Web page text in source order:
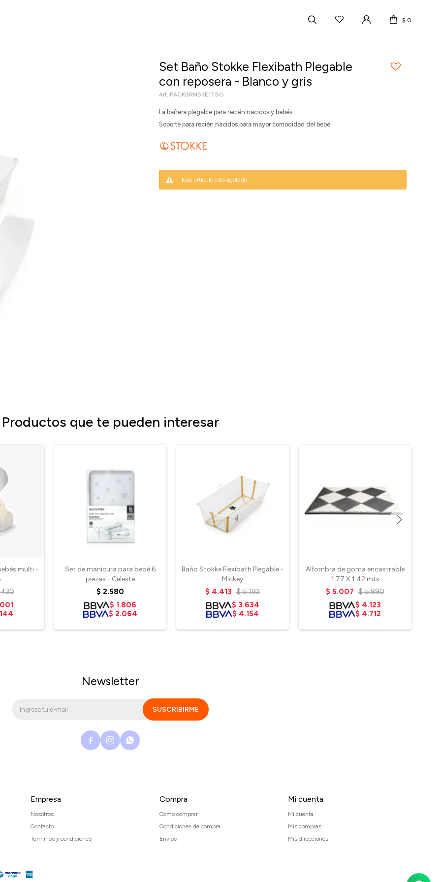
$ 0
Set Baño Stokke Flexibath Plegable
con reposera - Blanco y gris
PACKBRNSKE17.BG
La bañera plegable para recién nacidos y bebés
Soporte para recién nacidos para mayor comodidad del bebé
Este artículo está agotado.
Productos que te pueden interesar
multi -
Set de manicura para bebé 6
piezas - Celeste
$ 2.580
$ 1.806
$ 2.064
Baño Stokke Flexibath Plegable -
Mickey
$ 4.413 $ 5.192
$ 3.634
$ 4.154
Alfombra de goma encastrable
1.77 X 1.42 mts
$ 5.007 $ 5.890
$ 4.123
$ 4.712
Empresa
Nosotros
Contacto
Términos y condiciones
Compra
Como comprar
Condiciones de compra
Envíos
Mi cuenta
Mi cuenta
Mis compras
Mis direcciones
Newsletter
SUSCRIBIRME
  